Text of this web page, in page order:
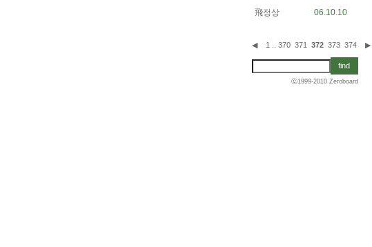
飛정상 06.10.10
◀ 1 370 371 372 373 374 ▶
ⓒ1999-2010 Zeroboard